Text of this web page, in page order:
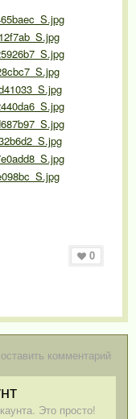
0
комментарий
Это просто!